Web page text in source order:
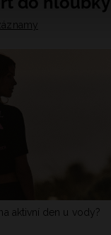
aktivní den u vody?